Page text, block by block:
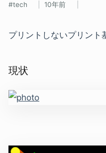
tech 10年前
プリントしないプリント
現状